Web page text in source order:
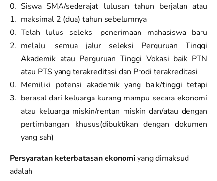
Siswa SMA/sederajat lulusan tahun berjalan atau
maksimal 2 (dua) tahun sebelumnya
Telah lulus seleksi penerimaan mahasiswa baru
melalui semua jalur seleksi Perguruan Tinggi
Akademik atau Perguruan Tinggi Vokasi baik PTN
atau PTS yang terakreditasi dan Prodi terakreditasi
Memiliki potensi akademik yang baik/tinggi tetapi
berasal dari keluarga kurang mampu secara ekonomi
atau keluarga miskin/rentan miskin dan/atau dengan
pertimbangan khusus(dibuktikan dengan dokumen
yang sah)
Persyaratan keterbatasan ekonomiyang dimaksud
adalah